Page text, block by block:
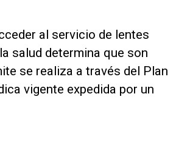
al servicio de lentes
salud determina que son
se realiza a través del Plan
vigente expedida por un